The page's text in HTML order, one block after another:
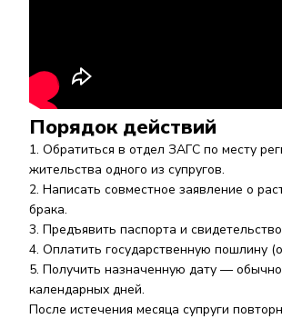
Порядок действий
Обратиться в отдел ЗАГС по месту
жительства одного из супругов.
Написать совместное заявление о
брака.
Предъявить паспорта и
Оплатить государственную пошлину
Получить назначенную дату —
календарных дней.
После истечения месяца супруги